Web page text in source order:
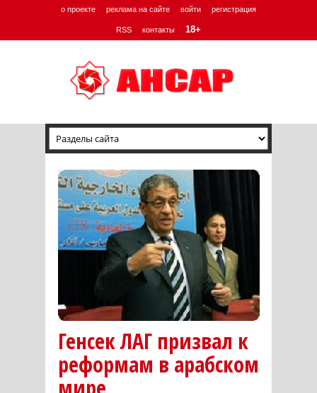
о проекте реклама на сайте войти регистрация
RSS контакты 18+
Генсек ЛАГ призвал к
реформам в арабском